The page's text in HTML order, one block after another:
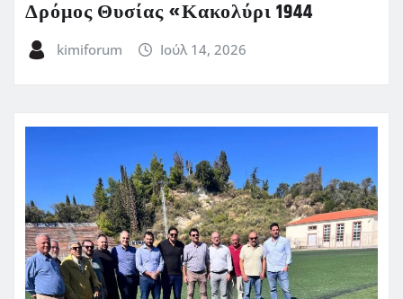
Δρόμος Θυσίας «Κακολύρι 1944
kimiforum Ιούλ 14, 2026